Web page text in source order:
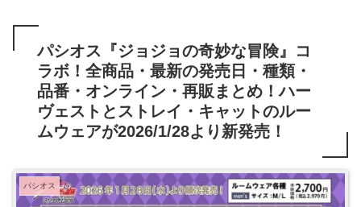
パシオス『ジョジョの奇妙な冒険』コ
ラボ！全商品・最新の発売日・種類・
品番・オンライン・再販まとめ！ハー
ヴェストとストレイ・キャットのルー
ムウェアが2026/1/28より新発売！
パシオス